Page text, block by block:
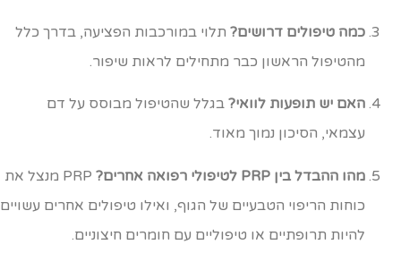
כמה טיפולים דרושים?תלוי במורכבות הפציעה, בדרך כלל
מהטיפול הראשון כבר מתחילים לראות שיפור.
האם יש תופעות לוואי?בגלל שהטיפול מבוסס על דם
עצמאי, הסיכון נמוך מאוד.
מהו ההבדל בין PRP לטיפולי רפואה אחרים?
PRP מנצל את
כוחות הריפוי הטבעיים של הגוף, ואילו טיפולים אחרים עשויים
להיות תרופתיים או טיפוליים עם חומרים חיצוניים.